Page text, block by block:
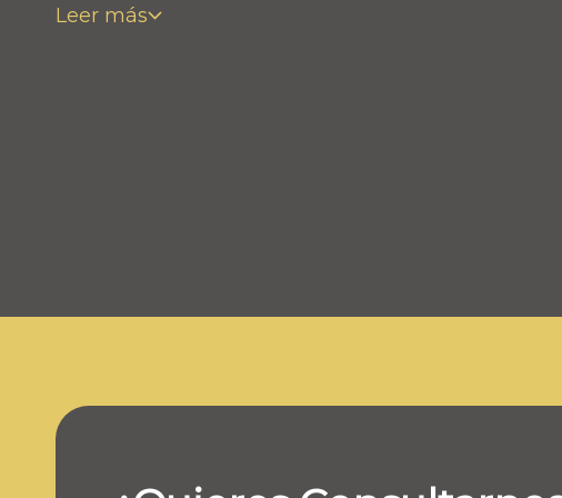
Leer más